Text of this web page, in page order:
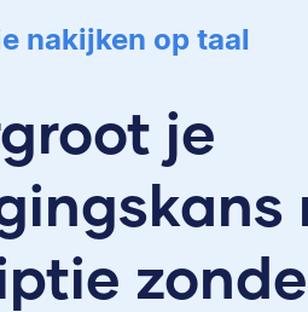
nakijken op taal
je